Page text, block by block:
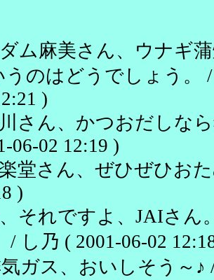
ム麻美さん、ウナギ
うのはどうでしょう。
)
さん、かつおだしな
06-02 12:19 )
堂さん、ぜひぜひお
)
それですよ、JAIさん
/ し乃 ( 2001-06-02
ガス、おいしそう～♪